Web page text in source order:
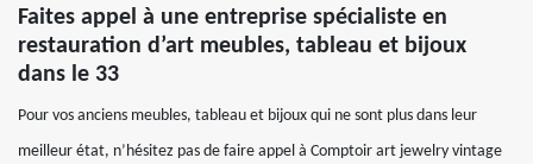
Faites appel à une entreprise spécialiste en
restauration d’art meubles, tableau et bijoux
dans le 33
Pour vos anciens meubles, tableau et bijoux qui ne sont plus dans leur
meilleur état, n’hésitez pas de faire appel à Comptoir art jewelry vintage